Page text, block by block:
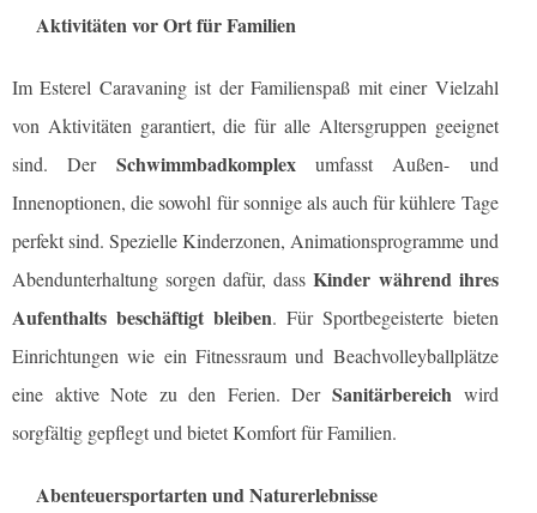
Aktivitäten vor Ort für Familien
Im Esterel Caravaning ist der Familienspaß mit einer Vielzahl
von Aktivitäten garantiert, die für alle Altersgruppen geeignet
sind. Der Schwimmbadkomplexumfasst Außen- und
Innenoptionen, die sowohl für sonnige als auch für kühlere Tage
perfekt sind. Spezielle Kinderzonen, Animationsprogramme und
Abendunterhaltung sorgen dafür, dassKinder während ihres
Aufenthalts beschäftigt bleiben. Für Sportbegeisterte bieten
Einrichtungen wie ein Fitnessraum und Beachvolleyballplätze
eine aktive Note zu den Ferien. DerSanitärbereich wird
sorgfältig gepflegt und bietet Komfort für Familien.
Abenteuersportarten und Naturerlebnisse